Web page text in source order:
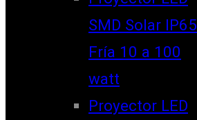
SMD Solar IP65
Fría 10 a 100
watt
Proyector LED